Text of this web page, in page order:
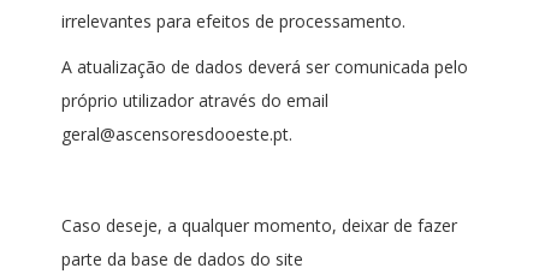
irrelevantes para efeitos de processamento.
A atualização de dados deverá ser comunicada pelo
próprio utilizador através do email
geral@ascensoresdooeste.pt.
Caso deseje, a qualquer momento, deixar de fazer
parte da base de dados do site